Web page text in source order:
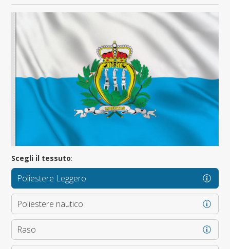
Scegli il tessuto:
Poliestere Leggero
Poliestere nautico
Raso